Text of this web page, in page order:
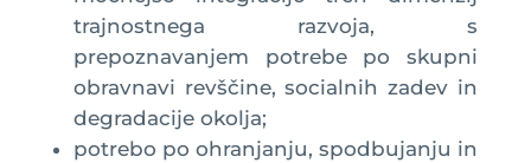
trajnostnega razvoja, s
prepoznavanjem potrebe po skupni
obravnavi revščine, socialnih zadev in
degradacije okolja;
potrebo po ohranjanju, spodbujanju in